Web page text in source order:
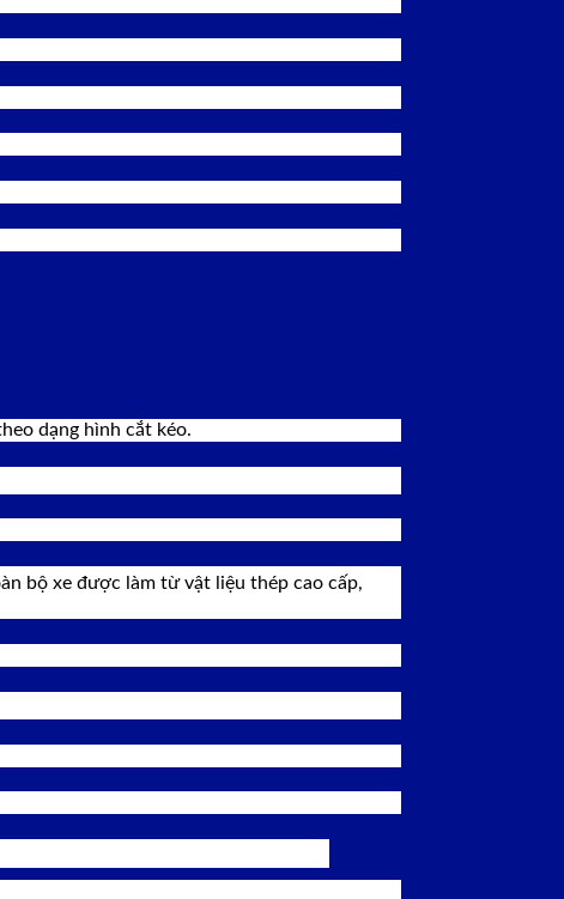
dạng hình cắt kéo.
bộ xe được làm từ vật liệu thép cao cấp,